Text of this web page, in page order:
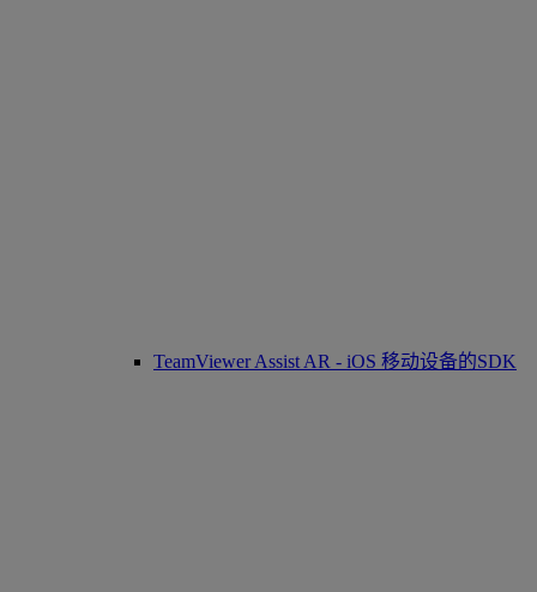
TeamViewer Assist AR - iOS 移动设备的SDK